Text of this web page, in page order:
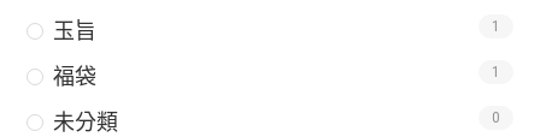
玉旨 1
福袋 1
未分類 0